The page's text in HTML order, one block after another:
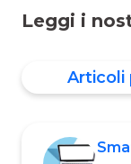
Leggi i
Articoli